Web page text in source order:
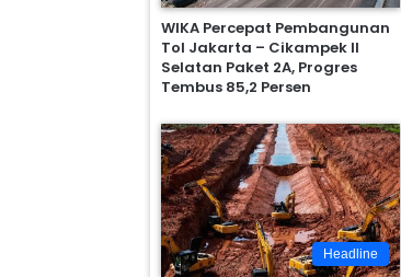
WIKA Percepat Pembangunan
Tol Jakarta – Cikampek II
Selatan Paket 2A, Progres
Tembus 85,2 Persen
Headline